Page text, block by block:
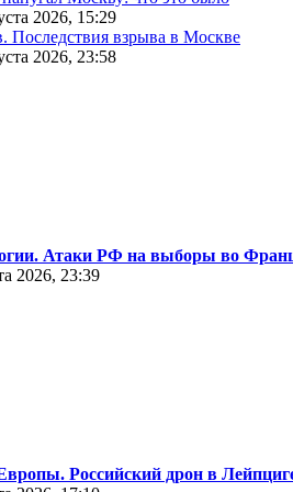
2026, 15:29
Последствия взрыва в Москве
2026, 23:58
Атаки РФ на выборы во
2026, 23:39
Российский дрон в